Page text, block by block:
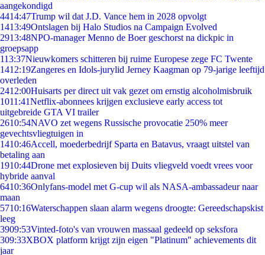
aangekondigd
4414:47Trump wil dat J.D. Vance hem in 2028 opvolgt
1413:49Ontslagen bij Halo Studios na Campaign Evolved
2913:48NPO-manager Menno de Boer geschorst na dickpic in
groepsapp
113:37Nieuwkomers schitteren bij ruime Europese zege FC Twente
1412:19Zangeres en Idols-jurylid Jerney Kaagman op 79-jarige leeftijd
overleden
2412:00Huisarts per direct uit vak gezet om ernstig alcoholmisbruik
1011:41Netflix-abonnees krijgen exclusieve early access tot
uitgebreide GTA VI trailer
2610:54NAVO zet wegens Russische provocatie 250% meer
gevechtsvliegtuigen in
1410:46Accell, moederbedrijf Sparta en Batavus, vraagt uitstel van
betaling aan
1910:44Drone met explosieven bij Duits vliegveld voedt vrees voor
hybride aanval
6410:36Onlyfans-model met G-cup wil als NASA-ambassadeur naar
maan
5710:16Waterschappen slaan alarm wegens droogte: Gereedschapskist
leeg
3909:53Vinted-foto's van vrouwen massaal gedeeld op seksfora
309:33XBOX platform krijgt zijn eigen "Platinum" achievements dit
jaar